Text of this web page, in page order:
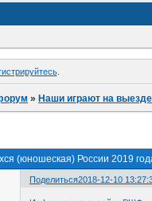
.
»Наши играют на выезде
(юношеская) России 2019
Поделиться2018-12-10